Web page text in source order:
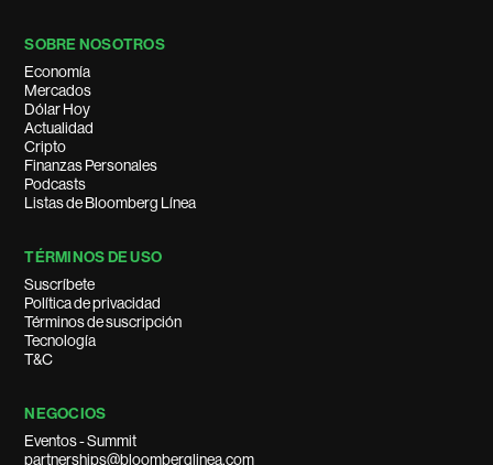
SOBRE NOSOTROS
Economía
Mercados
Dólar Hoy
Actualidad
Cripto
Finanzas Personales
Podcasts
Listas de Bloomberg Línea
TÉRMINOS DE USO
Suscríbete
Política de privacidad
Términos de suscripción
Tecnología
T&C
NEGOCIOS
Eventos - Summit
partnerships@bloomberglinea.com